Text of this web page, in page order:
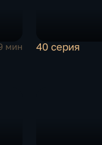
мин 40 серия